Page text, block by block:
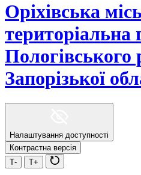
Оріхівська
територіальна
Пологівського
Запорізької
Налаштування доступності
Контрастна версія
Т-
Т+